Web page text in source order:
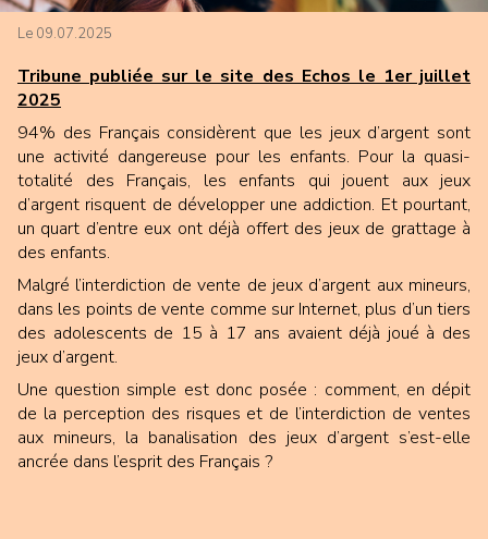
Le 09.07.2025
Tribune publiée sur le site des Echos le 1er juillet
2025
94% des Français considèrent que les jeux d’argent sont
une activité dangereuse pour les enfants. Pour la quasi-
totalité des Français, les enfants qui jouent aux jeux
d’argent risquent de développer une addiction. Et pourtant,
un quart d’entre eux ont déjà offert des jeux de grattage à
des enfants.
Malgré l’interdiction de vente de jeux d’argent aux mineurs,
dans les points de vente comme sur Internet, plus d’un tiers
des adolescents de 15 à 17 ans avaient déjà joué à des
jeux d’argent.
Une question simple est donc posée : comment, en dépit
de la perception des risques et de l’interdiction de ventes
aux mineurs, la banalisation des jeux d’argent s’est-elle
ancrée dans l’esprit des Français ?